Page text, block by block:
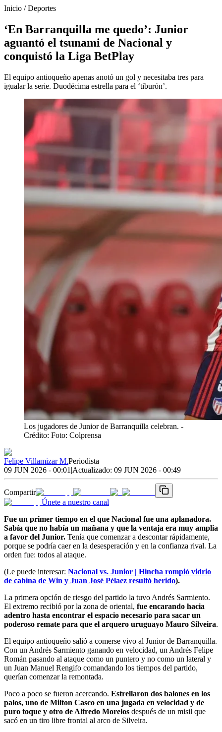
Inicio /Deportes
‘En Barranquilla me quedo’: Junior
aguantó el tsunami de Nacional y
conquistó la Liga BetPlay
El equipo antioqueño apenas anotó un gol y necesitaba tres para
igualar la serie. Duodécima estrella para el ‘tiburón’.
Los jugadores de Junior de Barranquilla celebran. -
Crédito: Foto: Colprensa
Felipe Villamizar M.Periodista
09 JUN 2026 - 00:01 |Actualizado: 09 JUN 2026 - 00:49
Compartir
Únete a nuestro canal
Fue un primer tiempo en el que Nacional fue una aplanadora.
Sabía que no había un mañana y que la ventaja era muy amplia
a favor del Junior. Tenía que comenzar a descontar rápidamente,
porque se podría caer en la desesperación y en la confianza rival. La
orden fue: todos al ataque.
(Le puede interesar: Nacional vs. Junior | Hincha rompió vidrio
de cabina de Win y Juan José Pélaez resultó herido).
La primera opción de riesgo del partido la tuvo Andrés Sarmiento.
El extremo recibió por la zona de oriental, fue encarando hacia
adentro hasta encontrar el espacio necesario para sacar un
poderoso remate para que el arquero uruguayo Mauro Silveira.
El equipo antioqueño salió a comerse vivo al Junior de Barranquilla.
Con un Andrés Sarmiento ganando en velocidad, un Andrés Felipe
Román pasando al ataque como un puntero y no como un lateral y
un Juan Manuel Rengifo comandando los tiempos del partido,
querían comenzar la remontada.
Poco a poco se fueron acercando. Estrellaron dos balones en los
palos, uno de Milton Casco en una jugada en velocidad y de
puro toque y otro de Alfredo Morelos después de un misil que
sacó en un tiro libre frontal al arco de Silveira.